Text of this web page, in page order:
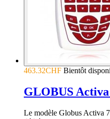
463.32CHF Bientôt
GLOBUS Activa
Le modèle Globus Activa